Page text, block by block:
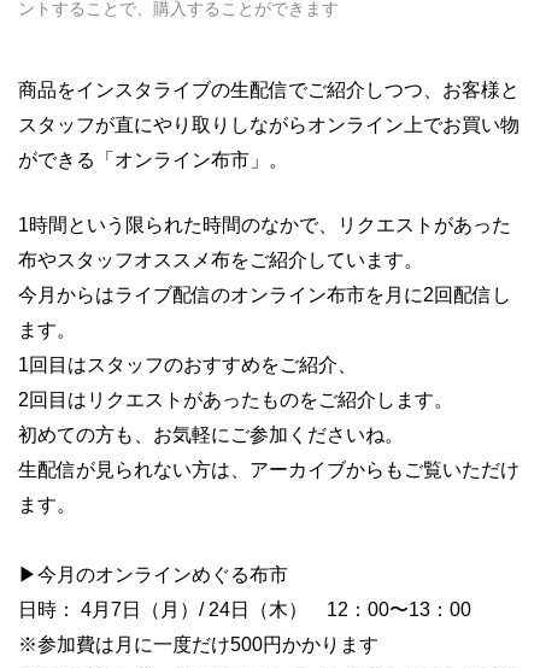
ントすることで、購入することができます
商品をインスタライブの生配信でご紹介しつつ、お客様と
スタッフが直にやり取りしながらオンライン上でお買い物
ができる「オンライン布市」。
1時間という限られた時間のなかで、リクエストがあった
布やスタッフオススメ布をご紹介しています。
今月からはライブ配信のオンライン布市を月に2回配信し
ます。
1回目はスタッフのおすすめをご紹介、
2回目はリクエストがあったものをご紹介します。
初めての方も、お気軽にご参加くださいね。
生配信が見られない方は、アーカイブからもご覧いただけ
ます。
▶︎今月のオンラインめぐる布市
日時： 4月7日（月）/ 24日（木） 12：00〜13：00
※参加費は月に一度だけ500円かかります